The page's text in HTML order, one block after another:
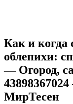
Как и когда
облепихи:
— Огород,
МирТесен